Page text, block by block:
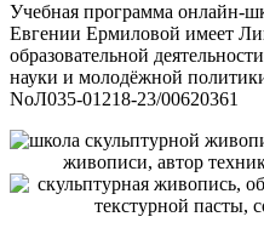
Учебная программа онлайн-
Евгении Ермиловой имеет
образовательной
науки и молодёжной
NoЛ035-01218-23/00620361